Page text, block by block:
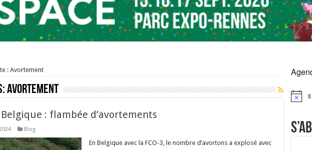
Au sommaire de GTM 110
Aidez-nous à améliorer la santé de vos veaux !
Au sommaire de GTM 91
Sécheresse : les éleveurs réclament des expertises de terrain
À l’est, un nouveau virus
:Avortement
Avortement
Belgique : flambée d’avortements
Blog
En Belgique avec la FCO-3, le nombre d’avortons a explosé avec
Notice